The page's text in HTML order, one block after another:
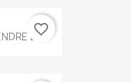
LE...
favorite_border